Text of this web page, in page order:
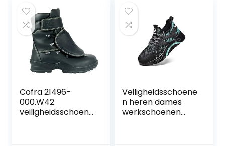
Cofra 21496-
000.W42
veiligheidsschoene
Veiligheidsschoene
n heren dames
werkschoenen